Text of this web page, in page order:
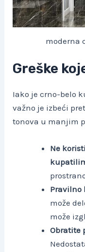
moderna
Greške
Iako je crno-belo
važno je izbeći
tonova u manjim
Ne
Pravilno
može
može
Obratite